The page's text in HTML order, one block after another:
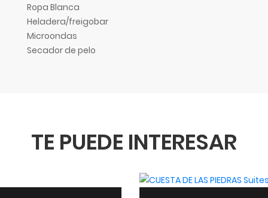
Ropa Blanca
Heladera/freigobar
Microondas
Secador de pelo
TE PUEDE INTERESAR